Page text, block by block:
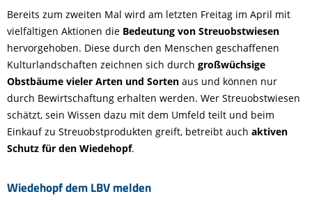
Bereits zum zweiten Mal wird am letzten Freitag im April mit
vielfältigen Aktionen die Bedeutung von Streuobstwiesen
hervorgehoben. Diese durch den Menschen geschaffenen
Kulturlandschaften zeichnen sich durch großwüchsige
Obstbäume vieler Arten und Sorten aus und können nur
durch Bewirtschaftung erhalten werden. Wer Streuobstwiesen
schätzt, sein Wissen dazu mit dem Umfeld teilt und beim
Einkauf zu Streuobstprodukten greift, betreibt auch aktiven
Schutz für den Wiedehopf.
Wiedehopf dem LBV melden